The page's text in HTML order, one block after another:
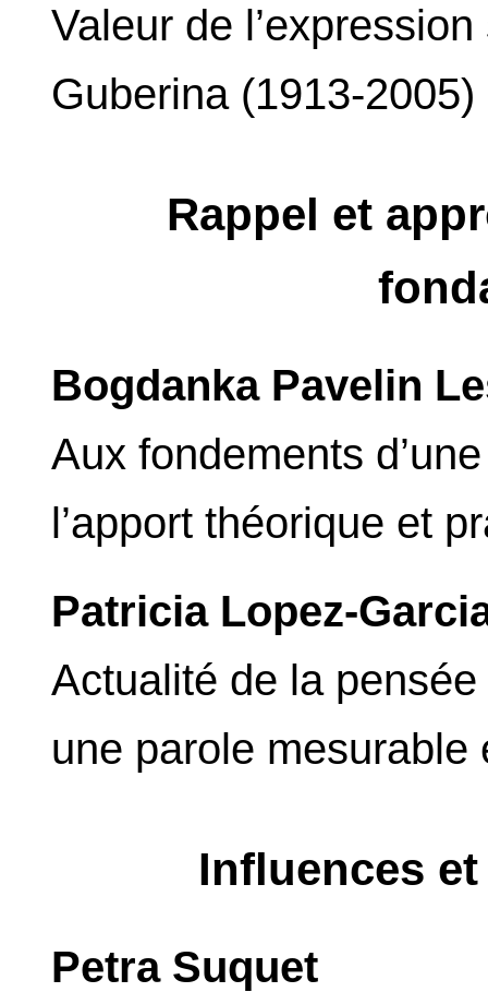
Valeur de
Guberina (1913-2005)
Rappel et
Bogdanka Pavelin
Aux fondements
l’apport théorique et
Patricia Lopez-
Actualité de la
une parole mesurable
Influences
Petra Suquet